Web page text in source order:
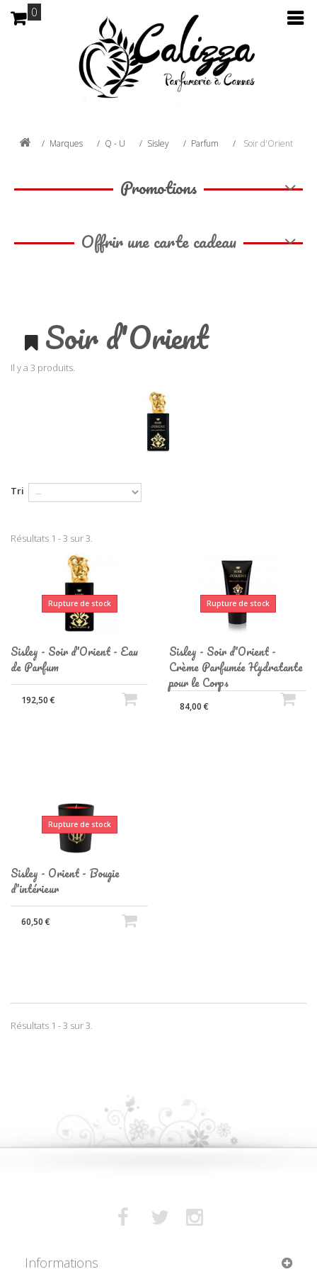
0
Marques Q - U Sisley Parfum Soir d'Orient
Promotions
Offrir une carte cadeau
Soir d'Orient
Il y a 3 produits.
Tri
Résultats 1 - 3 sur 3.
Rupture de stock
Sisley - Soir d'Orient - Eau
de Parfum
192,50 €
Rupture de stock
Sisley - Soir d'Orient -
Crème Parfumée Hydratante
pour le Corps
84,00 €
Rupture de stock
Sisley - Orient - Bougie
d'intérieur
60,50 €
Résultats 1 - 3 sur 3.
Informations